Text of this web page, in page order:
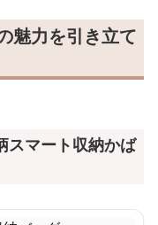
魅力を引き立て
スマート収納かば